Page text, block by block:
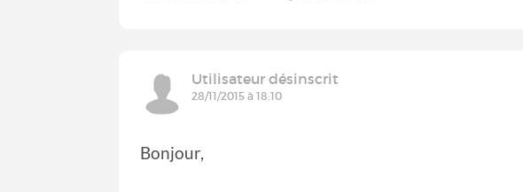
Utilisateur désinscrit
28/11/2015 à 18:10
Bonjour,